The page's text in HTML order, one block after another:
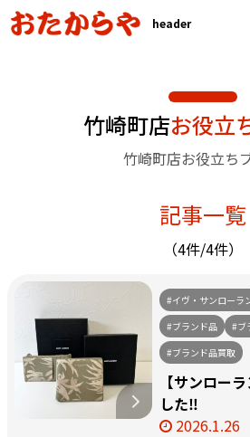
header
竹崎町店お役立
竹崎町店お役立ち
記事一覧
（4件/4件）
#イヴ・サンローラ
#ブランド品
#ブ
#ブランド品買取
【サンロー
した‼️
2026.1.26